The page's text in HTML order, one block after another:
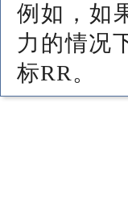
例如，如
力的情况
标RR。